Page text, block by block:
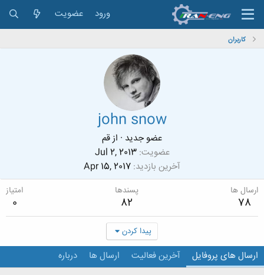
ورود عضویت
کاربران
john snow
عضو جدید · ازقم
عضویت Jul 2, 2013
آخرین بازدید Apr 15, 2017
ارسال ها
78
پسندها
82
امتیاز
0
پیدا کردن
ارسال های پروفایل آخرین فعالیت ارسال ها درباره